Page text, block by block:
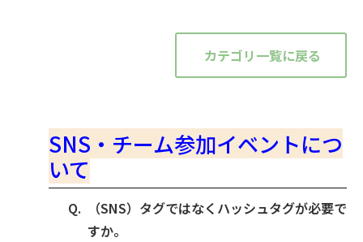
カテゴリ一覧に戻る
SNS・チーム参加イベントにつ
いて
（SNS）タグではなくハッシュタグが必要で
すか。